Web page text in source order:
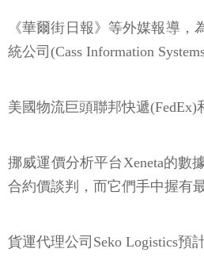
《華爾街日報》等外媒報導
統公司(Cass Information
美國物流巨頭聯邦快遞(FedEx)
挪威運價分析平台Xeneta的數
合約價談判，而它們手中握有
貨運代理公司Seko Logistics預